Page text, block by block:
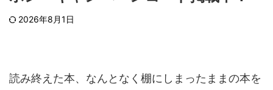
2026年8月1日
読み終えた本、なんとなく棚にしまったままの本を